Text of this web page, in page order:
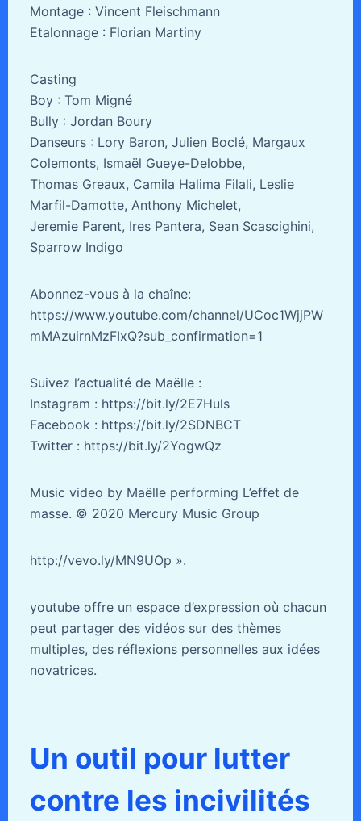
Montage : Vincent Fleischmann
Etalonnage : Florian Martiny
Casting
Boy : Tom Migné
Bully : Jordan Boury
Danseurs : Lory Baron, Julien Boclé, Margaux
Colemonts, Ismaël Gueye-Delobbe,
Thomas Greaux, Camila Halima Filali, Leslie
Marfil-Damotte, Anthony Michelet,
Jeremie Parent, Ires Pantera, Sean Scascighini,
Sparrow Indigo
Abonnez-vous à la chaîne:
https://www.youtube.com/channel/UCoc1WjjPW
mMAzuirnMzFIxQ?sub_confirmation=1
Suivez l’actualité de Maëlle :
Instagram : https://bit.ly/2E7Huls
Facebook : https://bit.ly/2SDNBCT
Twitter : https://bit.ly/2YogwQz
Music video by Maëlle performing L’effet de
masse. © 2020 Mercury Music Group
http://vevo.ly/MN9UOp ».
youtube offre un espace d’expression où chacun
peut partager des vidéos sur des thèmes
multiples, des réflexions personnelles aux idées
novatrices.
Un outil pour lutter
contre les incivilités